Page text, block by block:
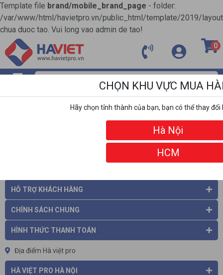
Template file brand/mobile_brand_page - folder:
/var/www/html/havietpro.vn/public_html/template/2019/
chua duoc tao. Vui long vao admin de tao!
0
HỖ TRỢ KHÁCH HÀNG
CHÍNH SÁCH CHUNG
HÌNH THỨC THANH TOÁN
Địa điểm Hà việt pro
HÀ VIỆT PRO HÀ NỘI
CHỌN KHU VỰC MUA
Hãy chọn tỉnh thành của bạn, bạn có thể thay đổi
Hà Nội
HCM